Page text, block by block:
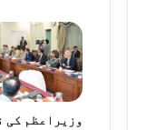
وزیراعظم کی